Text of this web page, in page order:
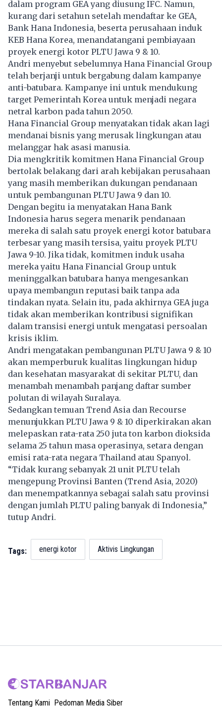
dalam program GEA yang diusung IFC. Namun,
kurang dari setahun setelah mendaftar ke GEA,
Bank Hana Indonesia, beserta perusahaan induk
KEB Hana Korea, menandatangani pembiayaan
proyek energi kotor PLTU Jawa 9 & 10.
Andri menyebut sebelumnya Hana Financial Group
telah berjanji untuk bergabung dalam kampanye
anti-batubara. Kampanye ini untuk mendukung
target Pemerintah Korea untuk menjadi negara
netral karbon pada tahun 2050.
Hana Financial Group menyatakan tidak akan lagi
mendanai bisnis yang merusak lingkungan atau
melanggar hak asasi manusia.
Dia mengkritik komitmen Hana Financial Group
bertolak belakang dari arah kebijakan perusahaan
yang masih memberikan dukungan pendanaan
untuk pembangunan PLTU Jawa 9 dan 10.
Dengan begitu ia menyatakan Hana Bank
Indonesia harus segera menarik pendanaan
mereka di salah satu proyek energi kotor batubara
terbesar yang masih tersisa, yaitu proyek PLTU
Jawa 9-10. Jika tidak, komitmen induk usaha
mereka yaitu Hana Financial Group untuk
meninggalkan batubara hanya mengesankan
upaya membangun reputasi baik tanpa ada
tindakan nyata. Selain itu, pada akhirnya GEA juga
tidak akan memberikan kontribusi signifikan
dalam transisi energi untuk mengatasi persoalan
krisis iklim.
Andri mengatakan pembangunan PLTU Jawa 9 & 10
akan memperburuk kualitas lingkungan hidup
dan kesehatan masyarakat di sekitar PLTU, dan
menambah menambah panjang daftar sumber
polutan di wilayah Suralaya.
Sedangkan temuan Trend Asia dan Recourse
menunjukkan PLTU Jawa 9 & 10 diperkirakan akan
melepaskan rata-rata 250 juta ton karbon dioksida
selama 25 tahun masa operasinya, setara dengan
emisi rata-rata negara Thailand atau Spanyol.
“Tidak kurang sebanyak 21 unit PLTU telah
mengepung Provinsi Banten (Trend Asia, 2020)
dan menempatkannya sebagai salah satu provinsi
dengan jumlah PLTU paling banyak di Indonesia,”
tutup Andri.
Tags: energi kotor Aktivis Lingkungan
Tentang Kami Pedoman Media Siber